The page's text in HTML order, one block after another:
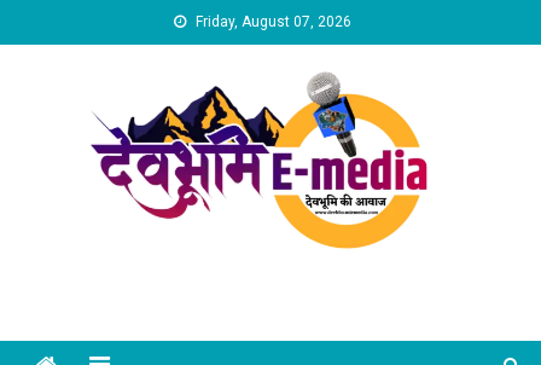
to
Friday, August 07, 2026